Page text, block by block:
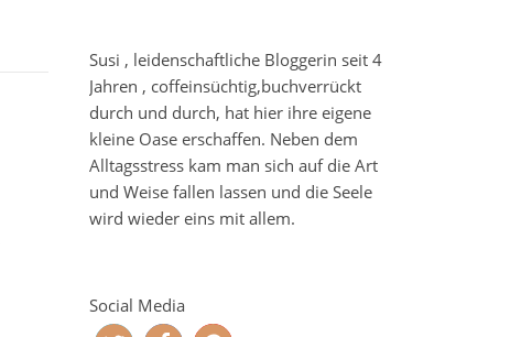
Susi , leidenschaftliche Bloggerin seit 4
Jahren , coffeinsüchtig,buchverrückt
durch und durch, hat hier ihre eigene
kleine Oase erschaffen. Neben dem
Alltagsstress kam man sich auf die Art
und Weise fallen lassen und die Seele
wird wieder eins mit allem.
Social Media